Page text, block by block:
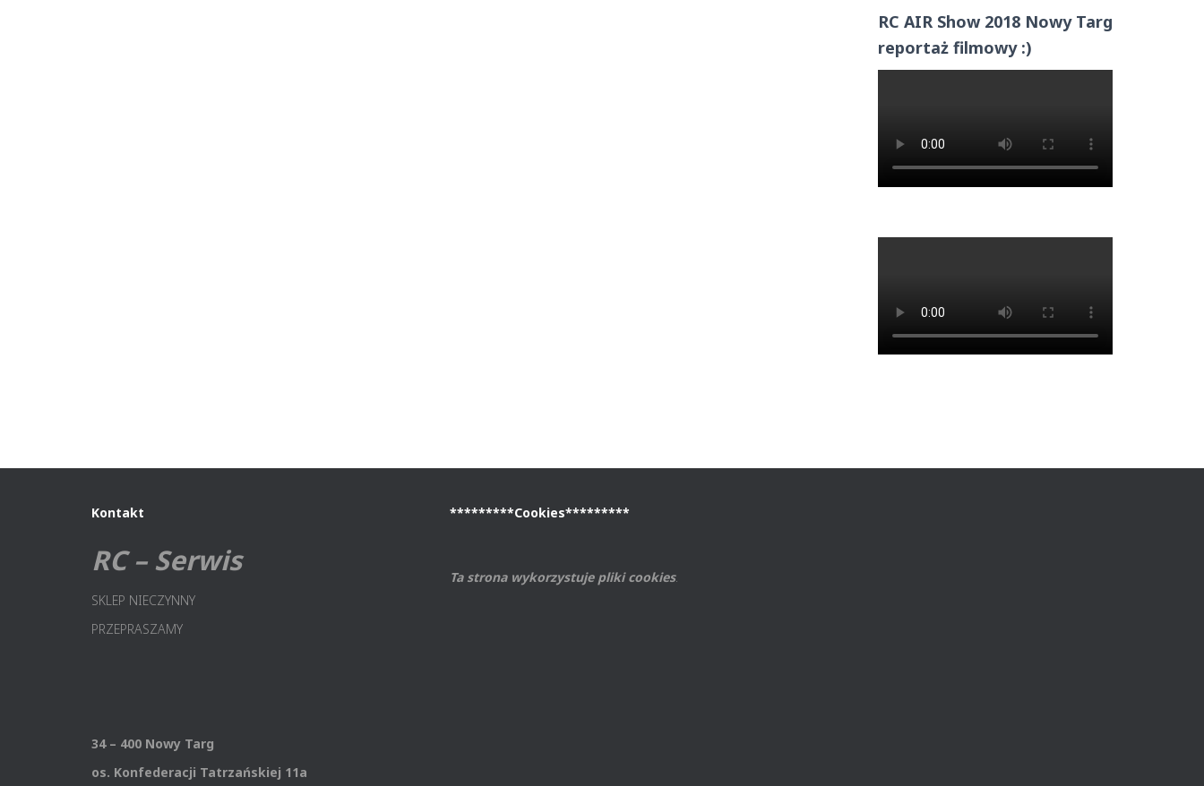
RC AIR Show 2018 Nowy Targ
reportaż filmowy :)
Kontakt
RC – Serwis
SKLEP NIECZYNNY
PRZEPRASZAMY
34 – 400 Nowy Targ
os. Konfederacji Tatrzańskiej 11a
*********Cookies*********
Ta strona wykorzystuje pliki cookies.